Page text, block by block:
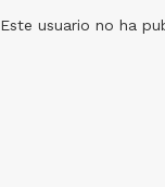
Este usuario no ha